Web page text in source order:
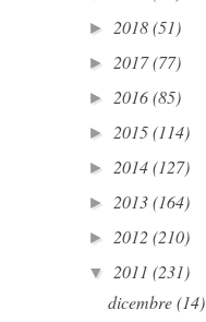
► 2018(51)
► 2017(77)
► 2016(85)
► 2015(114)
► 2014(127)
► 2013(164)
► 2012(210)
▼ 2011 (231)
dicembre(14)